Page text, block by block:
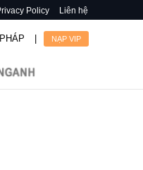
Policy Liên hệ
NẠP VIP